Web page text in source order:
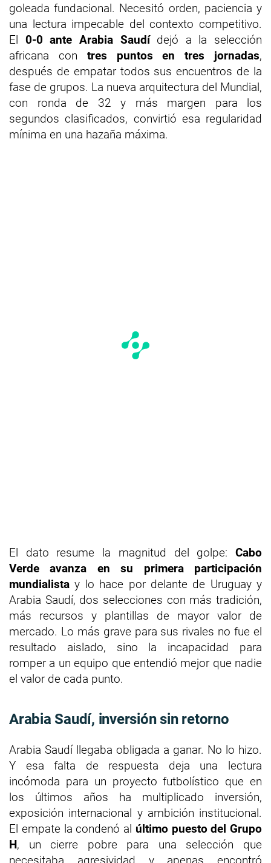
goleada fundacional. Necesitó orden, paciencia y
una lectura impecable del contexto competitivo.
El 0-0 ante Arabia Saudídejó a la selección
africana con tres puntos en tres jornadas,
después de empatar todos sus encuentros de la
fase de grupos. La nueva arquitectura del Mundial,
con ronda de 32 y más margen para los
segundos clasificados, convirtió esa regularidad
mínima en una hazaña máxima.
El dato resume la magnitud del golpe: Cabo
Verde avanza en su primera participación
mundialista y lo hace por delante de Uruguay y
Arabia Saudí, dos selecciones con más tradición,
más recursos y plantillas de mayor valor de
mercado. Lo más grave para sus rivales no fue el
resultado aislado, sino la incapacidad para
romper a un equipo que entendió mejor que nadie
el valor de cada punto.
Arabia Saudí, inversión sin retorno
Arabia Saudí llegaba obligada a ganar. No lo hizo.
Y esa falta de respuesta deja una lectura
incómoda para un proyecto futbolístico que en
los últimos años ha multiplicado inversión,
exposición internacional y ambición institucional.
El empate la condenó al último puesto del Grupo
H, un cierre pobre para una selección que
necesitaba agresividad y apenas encontró